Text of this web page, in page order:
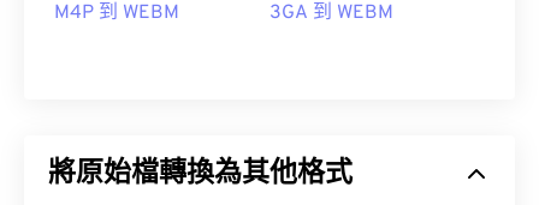
M4P 到 WEBM 3GA 到 WEBM
將原始檔轉換為其他格式